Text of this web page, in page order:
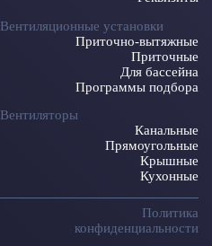
Вентиляционные установки
Приточно-вытяжные
Приточные
Для бассейна
Программы подбора
Вентиляторы
Канальные
Прямоугольные
Крышные
Кухонные
Политика
конфиденциальности